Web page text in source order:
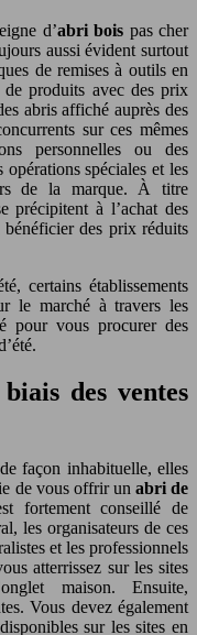
d’abri bois pas cher
aussi évident surtout
de remises à outils en
produits avec des prix
abris affiché auprès des
sur ces mêmes
personnelles ou des
spéciales et les
de la marque. À titre
précipitent à l’achat des
des prix réduits
certains établissements
le marché à travers les
pour vous procurer des
des ventes
façon inhabituelle, elles
de vous offrir un abri de
fortement conseillé de
les organisateurs de ces
et les professionnels
atterrissez sur les sites
maison. Ensuite,
Vous devez également
sur les sites en